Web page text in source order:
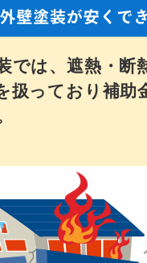
では、遮熱・断
扱っており補助
ら
に
詳
し
く